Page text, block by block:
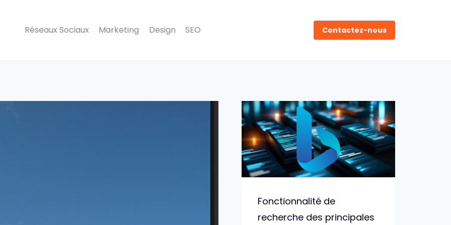
Réseaux Sociaux Marketing Design SEO Contactez-nous
Fonctionnalité de
recherche des principales